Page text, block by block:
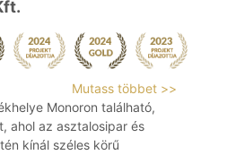
Mutass többet >>
Monoron található,
ahol az asztalosipar és
kínál széles körű